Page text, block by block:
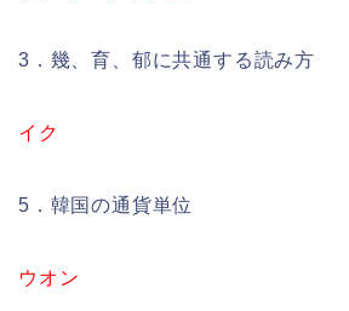
3．幾、育、郁に共通する読み方
イク
5．韓国の通貨単位
ウオン